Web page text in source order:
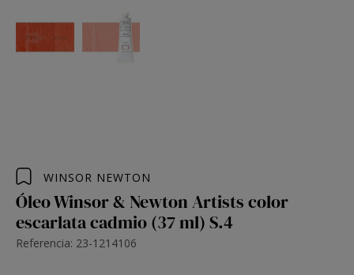
WINSOR NEWTON
Óleo Winsor & Newton Artists color
escarlata cadmio (37 ml) S.4
Referencia: 23-1214106